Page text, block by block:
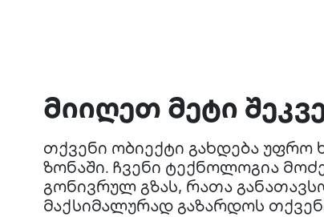
მიიღეთ მეტი
თქვენი ობიექტი გახდება
ზონაში. ჩვენი ტექნოლოგია
გონივრულ გზას, რათა
მაქსიმალურად გაზარდოს